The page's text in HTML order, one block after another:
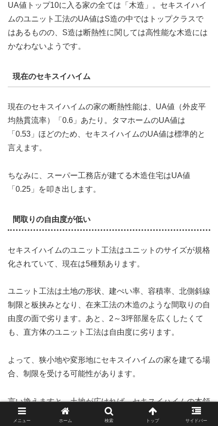
UA値トップ10に入る家の全ては「木造」。セキスイハイ
ムのユニット工法のUA値はS造の中ではトップクラスで
はあるものの、S造は断熱性に関しては高性能な木造には
かなわないようです。
現在のセキスイハイム
現在のセキスイハイムの家の断熱性能は、UA値（外皮平
均熱貫流率）「0.6」あたり。タマホームのUA値は
「0.53」ほどのため、セキスイハイムのUA値は標準的と
言えます。
ちなみに、スーパー工務店が建てる木造住宅はUA値
「0.25」を叩き出します。
間取りの自由度が低い
セキスイハイムのユニット工法はユニットのサイズが規格
化されていて、現在は5種類あります。
ユニット工法は土地の形状、建ぺい率、容積率、北側斜線
制限と板挟みとなり、在来工法の木造のような間取りの自
由度の面で劣ります。あと、2～3坪部屋を広くしたくて
も、直方体のユニット工法は自由度に劣ります。
よって、狭小地や変形地にセキスイハイムの家を建てる場
合、制限を受ける可能性があります。
言い換えますと、土地が広ければ、セキスイハイムの本領
を発揮しやすくなります。
メニュー ホーム 検索 トップ サイドバー